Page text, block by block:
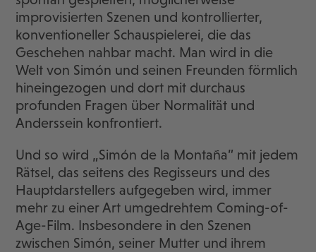
improvisierten Szenen und kontrollierter,
konventioneller Schauspielerei, die das
Geschehen nahbar macht. Man wird in die
Welt von Simón und seinen Freunden förmlich
hineingezogen und dort mit durchaus
profunden Fragen über Normalität und
Anderssein konfrontiert.
Und so wird „Simón de la Montaña” mit jedem
Rätsel, das seitens des Regisseurs und des
Hauptdarstellers aufgegeben wird, immer
mehr zu einer Art umgedrehtem Coming-of-
Age-Film. Insbesondere in den Szenen
zwischen Simón, seiner Mutter und ihrem